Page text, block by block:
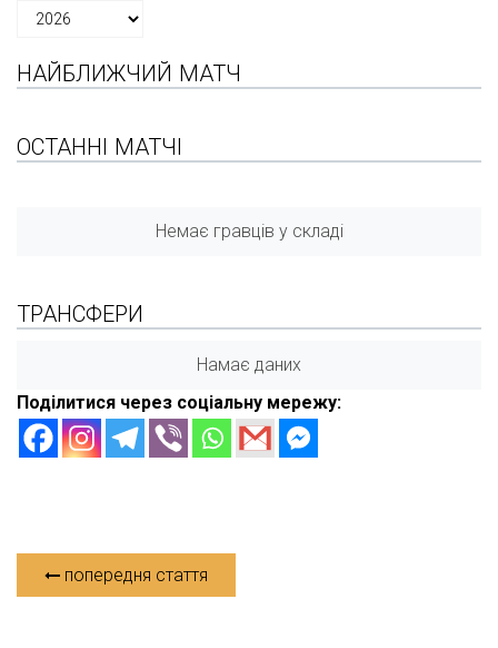
НАЙБЛИЖЧИЙ МАТЧ
ОСТАННІ МАТЧІ
Немає гравців у складі
ТРАНСФЕРИ
Намає даних
Поділитися через соціальну мережу:
попередня стаття